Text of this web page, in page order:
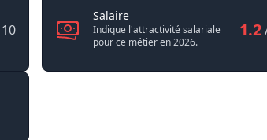
/ Décontamineuse nucléaire et radiologique
SalaireDécontaminateur /
Indique l'attractivité salariale
pour ce métier en 2026.
1.2